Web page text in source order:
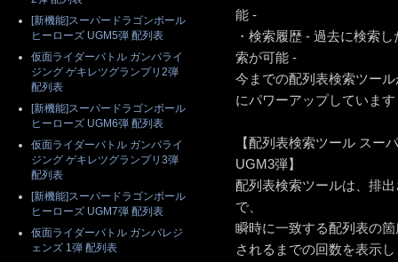
能 -
・検索履歴 - 過去に検索
索が可能 -
今までの配列表検索ツー
にパワーアップしています
【配列表検索ツール スー
UGM3弾】
配列表検索ツールは、排
で、
瞬時に一致する配列表の
されるまでの回数を表示
[新機能]スーパードラゴンボール
ヒーローズ UGM5弾 配列表
仮面ライダーバトル ガンバライ
ジング ゲキレツグランプリ2弾
配列表
[新機能]スーパードラゴンボール
ヒーローズ UGM6弾 配列表
仮面ライダーバトル ガンバライ
ジング ゲキレツグランプリ3弾
配列表
[新機能]スーパードラゴンボール
ヒーローズ UGM7弾 配列表
仮面ライダーバトル ガンバレジ
ェンズ 1弾 配列表